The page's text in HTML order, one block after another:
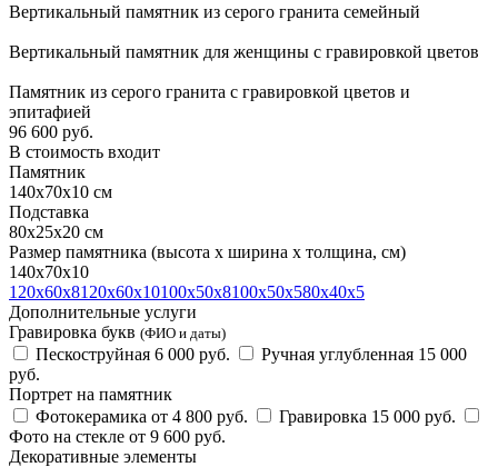
Вертикальный памятник из серого гранита семейный
Вертикальный памятник для женщины с гравировкой цветов
Памятник из серого гранита с гравировкой цветов и
эпитафией
96 600 руб.
В стоимость входит
Памятник
140х70х10 см
Подставка
80х25х20 см
Размер памятника (высота х ширина х толщина, см)
140х70х10
120х60х8120х60х10100х50х8100х50х580х40х5
Дополнительные услуги
Гравировка букв (ФИО и даты)
Пескоструйная 6 000 руб. Ручная углубленная 15 000
руб.
Портрет на памятник
Фотокерамика от 4 800 руб. Гравировка 15 000 руб.
Фото на стекле от 9 600 руб.
Декоративные элементы